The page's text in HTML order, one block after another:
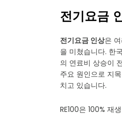
전기요금
전기요금 인상은
을 미쳤습니다. 한
의 연료비 상승이
주요 원인으로 지
치고 있습니다.
RE100은 100% 재